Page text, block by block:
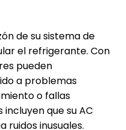
de su sistema de
el refrigerante. Con
pueden
a problemas
o fallas
que su AC
ruidos inusuales.